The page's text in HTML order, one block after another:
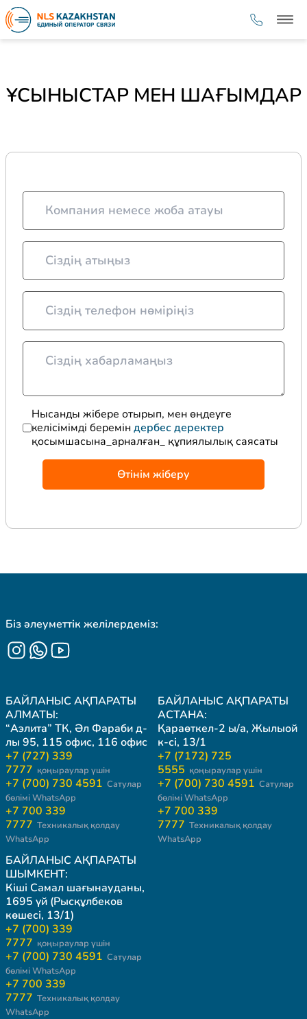
ҰСЫНЫСТАР МЕН ШАҒЫМДАР
Нысанды жібере отырып, мен өңдеуге
келісімімді береміндербес деректер
қосымшасына_арналған_ құпиялылық саясаты
Өтінім жіберу
Біз әлеуметтік желілердеміз:
БАЙЛАНЫС АҚПАРАТЫ
АЛМАТЫ:
“Аэлита” ТК, Әл Фараби д-
лы 95, 115 офис, 116 офис
+7 (727) 339
7777 қоңыраулар үшін
+7 (700) 730 4591 Сатулар
бөлімі WhatsApp
+7 700 339
7777 Техникалық қолдау
WhatsApp
БАЙЛАНЫС АҚПАРАТЫ
АСТАНА:
Қараөткел-2 ы/а, Жылыой
к-сі, 13/1
+7 (7172) 725
5555 қоңыраулар үшін
+7 (700) 730 4591 Сатулар
бөлімі WhatsApp
+7 700 339
7777 Техникалық қолдау
WhatsApp
БАЙЛАНЫС АҚПАРАТЫ
ШЫМКЕНТ:
Кіші Самал шағынауданы,
1695 үй (Рысқұлбеков
көшесі, 13/1)
+7 (700) 339
7777 қоңыраулар үшін
+7 (700) 730 4591 Сатулар
бөлімі WhatsApp
+7 700 339
7777 Техникалық қолдау
WhatsApp